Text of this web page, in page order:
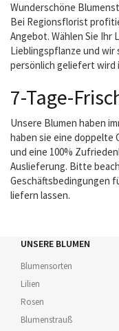
Wunderschöne
Bei Regionsflorist
Angebot. Wählen Sie Ihr
Lieblingspflanze und wir
persönlich geliefert wird
7-Tage-
Unsere Blumen haben
haben sie eine doppelte
und eine 100%
Auslieferung. Bitte
Geschäftsbedingungen
liefern lassen.
UNSERE BLUMEN
Blumensorten
Lilien
Rosen
Blumenstrauß